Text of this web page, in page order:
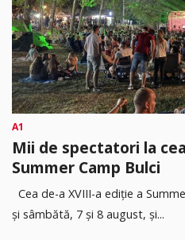
A1
Mii de spectatori la
Summer Camp Bulci
Cea de-a XVIII-a ediție a
și sâmbătă, 7 și 8 august, și...